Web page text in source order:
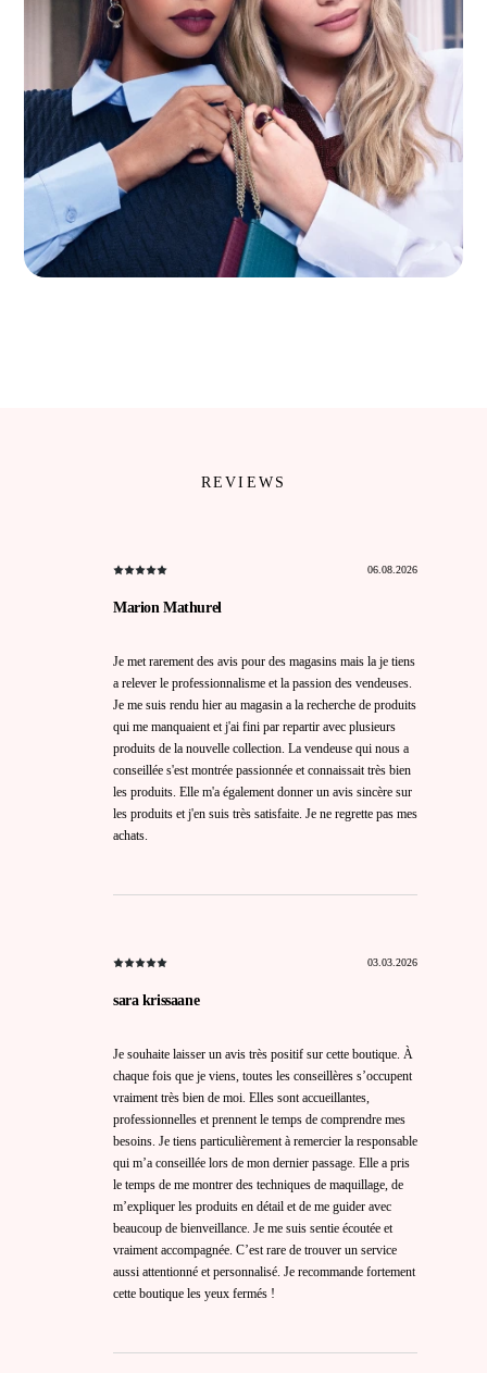
REVIEWS
06.08.2026
Marion Mathurel
Je met rarement des avis pour des magasins mais la je tiens
a relever le professionnalisme et la passion des vendeuses.
Je me suis rendu hier au magasin a la recherche de produits
qui me manquaient et j'ai fini par repartir avec plusieurs
produits de la nouvelle collection. La vendeuse qui nous a
conseillée s'est montrée passionnée et connaissait très bien
les produits. Elle m'a également donner un avis sincère sur
les produits et j'en suis très satisfaite. Je ne regrette pas mes
achats.
03.03.2026
sara krissaane
Je souhaite laisser un avis très positif sur cette boutique. À
chaque fois que je viens, toutes les conseillères s’occupent
vraiment très bien de moi. Elles sont accueillantes,
professionnelles et prennent le temps de comprendre mes
besoins. Je tiens particulièrement à remercier la responsable
qui m’a conseillée lors de mon dernier passage. Elle a pris
le temps de me montrer des techniques de maquillage, de
m’expliquer les produits en détail et de me guider avec
beaucoup de bienveillance. Je me suis sentie écoutée et
vraiment accompagnée. C’est rare de trouver un service
aussi attentionné et personnalisé. Je recommande fortement
cette boutique les yeux fermés !